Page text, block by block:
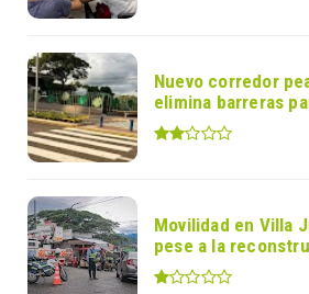
Nuevo corredor
elimina barreras
Movilidad en Villa
pese a la